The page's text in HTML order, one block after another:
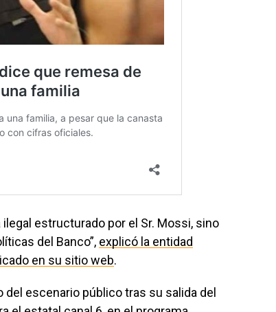
estructurado por el Sr. Mossi, sino
del Banco”, explicó la entidad
en su sitio web.
escenario público tras su salida del